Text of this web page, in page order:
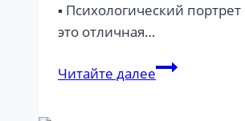
▪︎ Психологический
это отличная…
Читайте далееЭмоции